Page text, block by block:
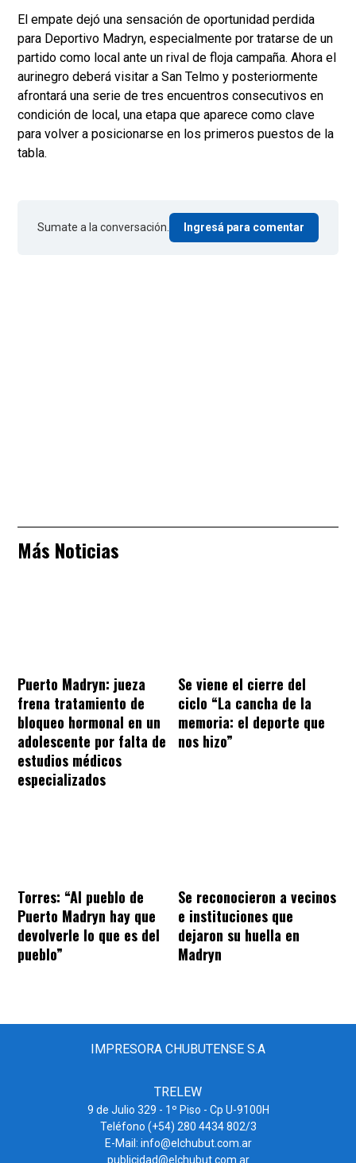
El empate dejó una sensación de oportunidad perdida
para Deportivo Madryn, especialmente por tratarse de un
partido como local ante un rival de floja campaña. Ahora el
aurinegro deberá visitar a San Telmo y posteriormente
afrontará una serie de tres encuentros consecutivos en
condición de local, una etapa que aparece como clave
para volver a posicionarse en los primeros puestos de la
tabla.
Sumate a la conversación. Ingresá para comentar
Más Noticias
Puerto Madryn: jueza
frena tratamiento de
bloqueo hormonal en un
adolescente por falta de
estudios médicos
especializados
Se viene el cierre del
ciclo “La cancha de la
memoria: el deporte que
nos hizo”
Torres: “Al pueblo de
Puerto Madryn hay que
devolverle lo que es del
pueblo”
Se reconocieron a vecinos
e instituciones que
dejaron su huella en
Madryn
IMPRESORA CHUBUTENSE S.A
TRELEW
9 de Julio 329 - 1º Piso - Cp U-9100H
Teléfono (+54) 280 4434 802/3
E-Mail: info@elchubut.com.ar
publicidad@elchubut.com.ar